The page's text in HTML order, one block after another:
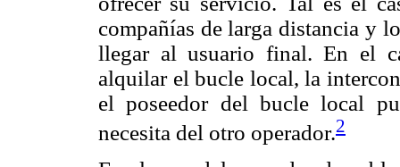
compañías de larga distancia y
llegar al usuario final. En el
alquilar el bucle local, la
el poseedor del bucle local
necesita del otro operador.2